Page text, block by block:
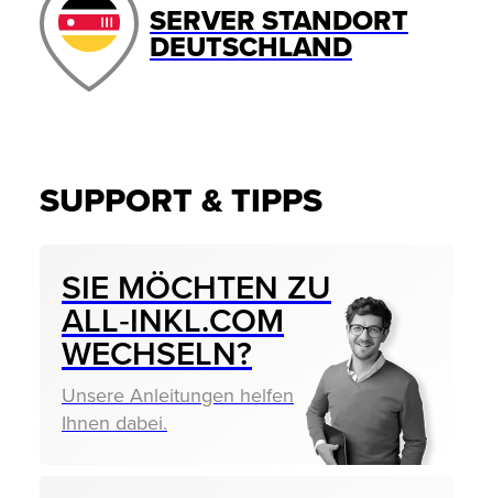
SERVER STANDORT
DEUTSCHLAND
SUPPORT & TIPPS
SIE MÖCHTEN ZU
ALL‑INKL.COM
WECHSELN?
Unsere Anleitungen helfen
Ihnen dabei.